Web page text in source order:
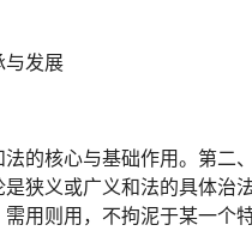
与发展
的核心与基础作用。第二
狭义或广义和法的具体治
用则用，不拘泥于某一个特